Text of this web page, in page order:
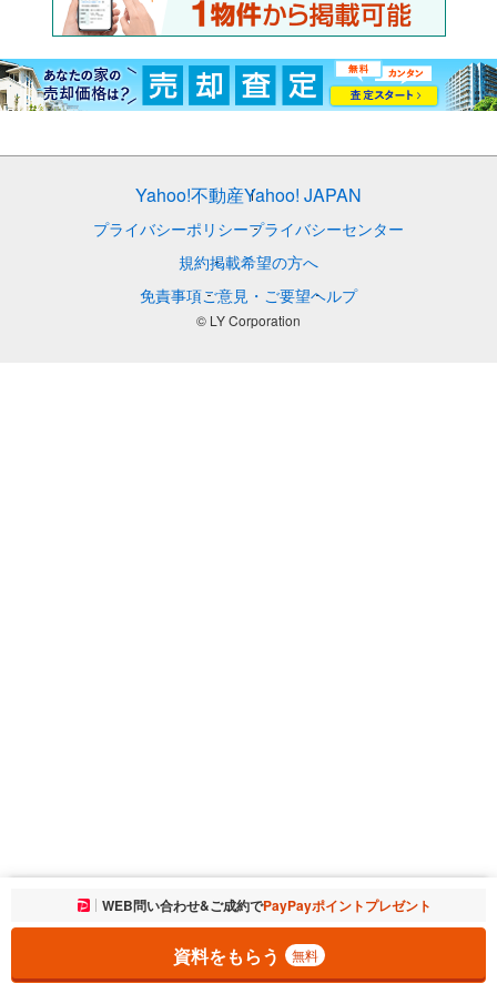
お気に入りに追加しました。 一覧を開く
WEB問い合わせ&ご成約でPayPayポイントプレゼント
資料をもらう 無料
Yahoo!不動産Yahoo! JAPAN
プライバシーポリシープライバシーセンター
規約掲載希望の方へ
免責事項ご意見・ご要望ヘルプ
© LY Corporation